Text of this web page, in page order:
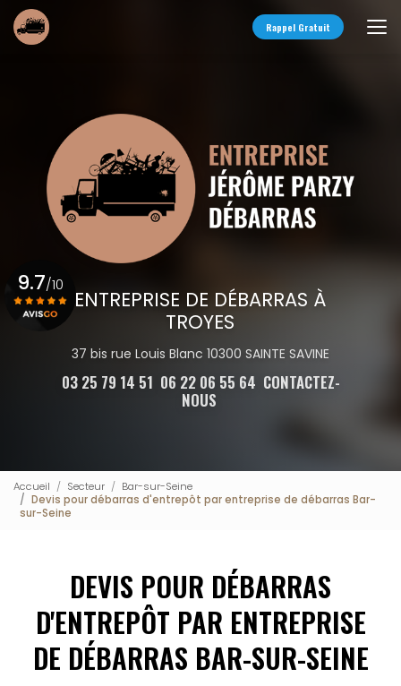
Aller
au
contenu
Rappel Gratuit
ENTREPRISE DE DÉBARRAS À
TROYES
37 bis rue Louis Blanc 10300 SAINTE SAVINE
03 25 79 14 51 06 22 06 55 64 CONTACTEZ-
NOUS
9.7/10
Accueil Secteur
Bar-sur-Seine
Devis pour débarras d'entrepôt par entreprise de débarras Bar-
sur-Seine
DEVIS POUR DÉBARRAS
D'ENTREPÔT PAR ENTREPRISE
DE DÉBARRAS BAR-SUR-SEINE